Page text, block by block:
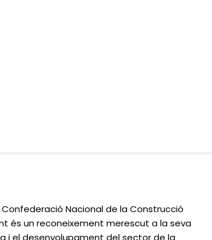
Nacional de la Construcció
és un reconeixement merescut a la seva
i el desenvolupament del sector de la